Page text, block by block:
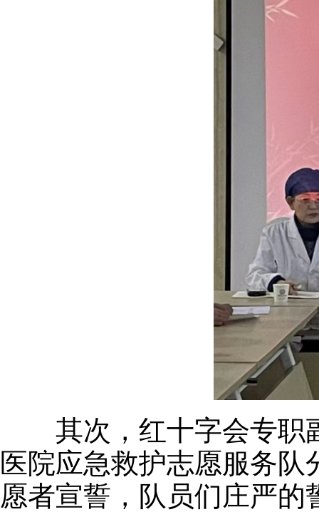
其次，红十字会专职副
医院应急救护志愿服务
愿者宣誓，队员们庄严